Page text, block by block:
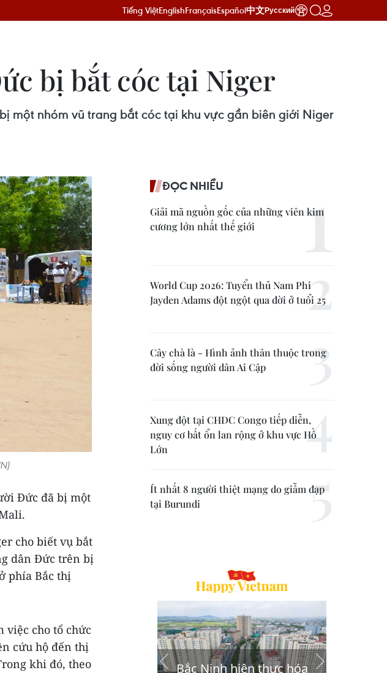
Tiếng ViệtEnglishFrançaisEspañol中文Русский
bị bắt cóc tại Niger
một nhóm vũ trang bắt cóc tại khu vực gần biên giới Niger
Đức đã bị một
cho biết vụ bắt
dân Đức trên bị
phía Bắc thị
việc cho tổ chức
cứu hộ đến thị
khi đó, theo
ĐỌC NHIỀU
Giải mã nguồn gốc của những viên kim
cương lớn nhất thế giới
World Cup 2026: Tuyển thủ Nam Phi
Jayden Adams đột ngột qua đời ở tuổi 25
Cây chà là - Hình ảnh thân thuộc trong
đời sống người dân Ai Cập
Xung đột tại CHDC Congo tiếp diễn,
nguy cơ bất ổn lan rộng ở khu vực Hồ
Lớn
Ít nhất 8 người thiệt mạng do giẫm đạp
tại Burundi